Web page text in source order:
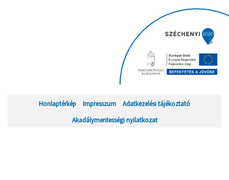
Honlaptérkép Impresszum
Adatkezelési tájékoztató
Akadálymentességi nyilatkozat